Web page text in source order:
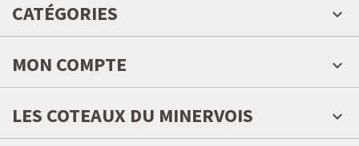
CATÉGORIES
MON COMPTE
LES COTEAUX DU MINERVOIS